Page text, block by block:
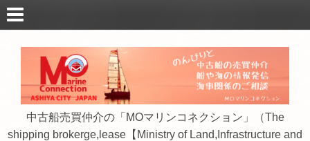
中古船売買仲介の「MOマリンコネクション」（The
shipping brokerge,lease【Ministry of Land,Infrastructure and